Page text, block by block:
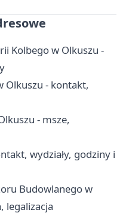
Kolbego w Olkuszu -
Olkuszu - kontakt,
- msze,
wydziały, godziny i
Budowlanego w
legalizacja